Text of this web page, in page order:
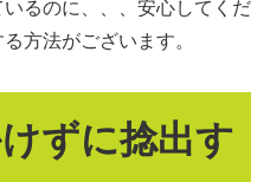
るのに、、、安心してくだ
方法がございます。
ずに捻出す